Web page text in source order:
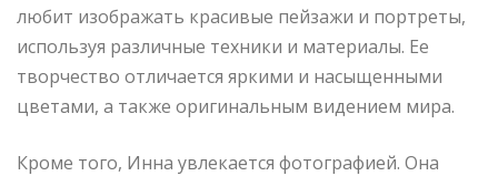
любит изображать красивые пейзажи и портреты,
используя различные техники и материалы. Ее
творчество отличается яркими и насыщенными
цветами, а также оригинальным видением мира.
Кроме того, Инна увлекается фотографией. Она